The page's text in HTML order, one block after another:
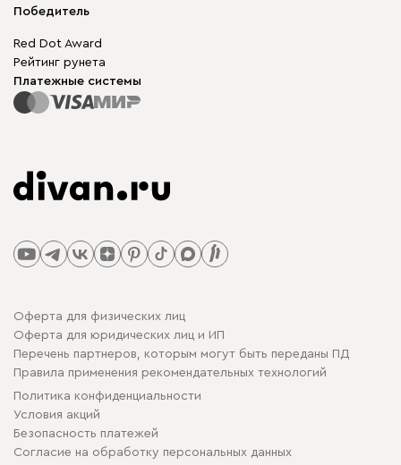
Мы в прессе
Победитель
Red Dot Award
Рейтинг рунета
Платежные системы
Оферта для физических лиц
Оферта для юридических лиц и ИП
Перечень партнеров, которым могут быть переданы ПД
Правила применения рекомендательных технологий
Политика конфиденциальности
Условия акций
Безопасность платежей
Cогласие на обработку персональных данных